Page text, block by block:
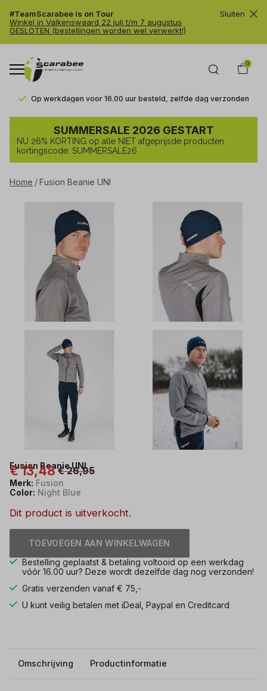
#TeamScarabee is on Tour
Winkel in Valkenswaard 22 juli t/m 7 augustus
GESLOTEN (bestellingen worden wel verwerkt!)
Sluiten
0
Op werkdagen voor 16.00 uur besteld, zelfde dag verzonden
Fusion
Beanie
UNI
Trailrunshop
SUMMERSALE 2026 GESTART
NU 26% KORTING op alle NIET afgeprijsde producten
kortingscode: SUMMERSALE26
Home Fusion Beanie UNI
Fusion Beanie UNI
€ 13,48 € 26,95
Merk: Fusion
Color: Night Blue
Dit product is uitverkocht.
TOEVOEGEN AAN WINKELWAGEN
Bestelling geplaatst & betaling voltooid op een werkdag
vóór 16.00 uur? Deze wordt dezelfde dag nog verzonden!
Gratis verzenden vanaf € 75,-
U kunt veilig betalen met iDeal, Paypal en Creditcard
Omschrijving Productinformatie